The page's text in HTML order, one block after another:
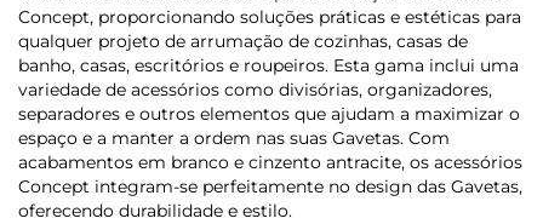
Concept, proporcionando soluções práticas e estéticas para
qualquer projeto de arrumação de cozinhas, casas de
banho, casas, escritórios e roupeiros. Esta gama inclui uma
variedade de acessórios como divisórias, organizadores,
separadores e outros elementos que ajudam a maximizar o
espaço e a manter a ordem nas suas Gavetas. Com
acabamentos em branco e cinzento antracite, os acessórios
Concept integram-se perfeitamente no design das Gavetas,
oferecendo durabilidade e estilo.